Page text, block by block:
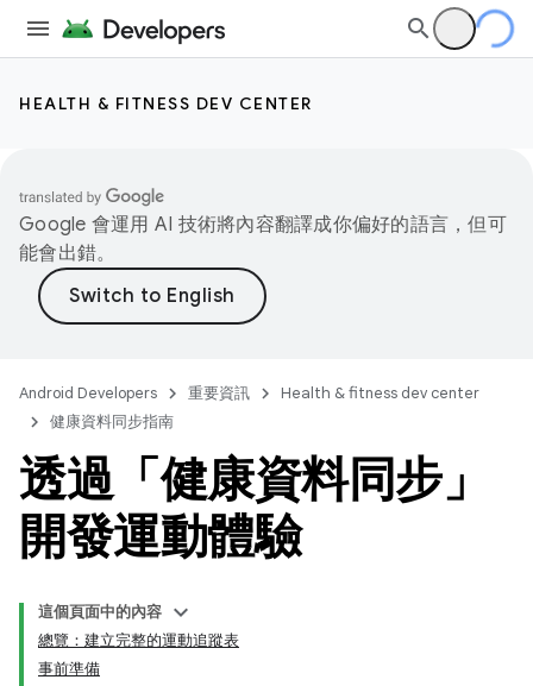
HEALTH & FITNESS DEV CENTER
Google 會運用 AI 技術將內容翻譯成你偏好的語言，但可
能會出錯。
Android Developers 重要資訊
Health & fitness dev center
健康資料同步指南
透過「健康資料同步」
開發運動體驗
這個頁面中的內容
總覽：建立完整的運動追蹤表
事前準備